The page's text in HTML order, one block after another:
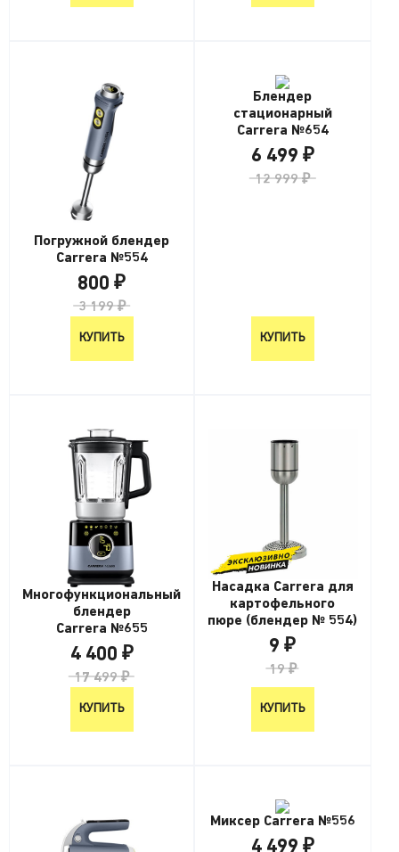
Погружной блендер
Carrera №554
800 ₽
3 199 ₽
КУПИТЬ
Блендер
стационарный
Carrera №654
6 499 ₽
12 999 ₽
КУПИТЬ
Многофункциональный
блендер
Carrera №655
4 400 ₽
17 499 ₽
КУПИТЬ
Насадка Carrera для
картофельного
пюре (блендер № 554)
9 ₽
19 ₽
КУПИТЬ
Миксер Carrera №556
4 499 ₽